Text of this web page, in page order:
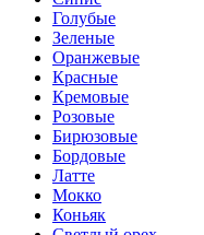
Голубые
Зеленые
Оранжевые
Красные
Кремовые
Розовые
Бирюзовые
Бордовые
Латте
Мокко
Коньяк